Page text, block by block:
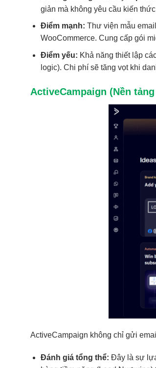
giản mà không yêu cầu kiến
Điểm mạnh: Thư viện mẫu
WooCommerce. Cung cấp gói
Điểm yếu: Khả năng thiết lập
logic). Chi phí sẽ tăng vọt khi
ActiveCampaign (Nền
ActiveCampaign không chỉ gửi
Đánh giá tổng thể: Đây là sự